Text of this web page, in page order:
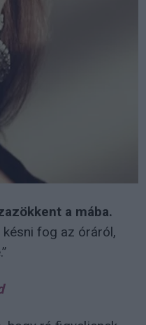
a mába.
fog az óráról,